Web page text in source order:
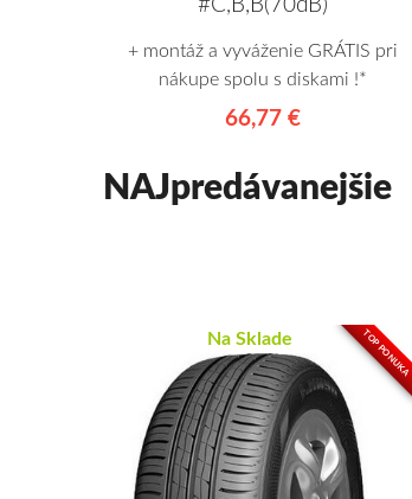
#C,B,B(70dB)
+ montáž a vyváženie GRÁTIS pri
nákupe spolu s diskami !*
66,77 €
NAJpredávanejšie
TOP PONUKA
Na Sklade